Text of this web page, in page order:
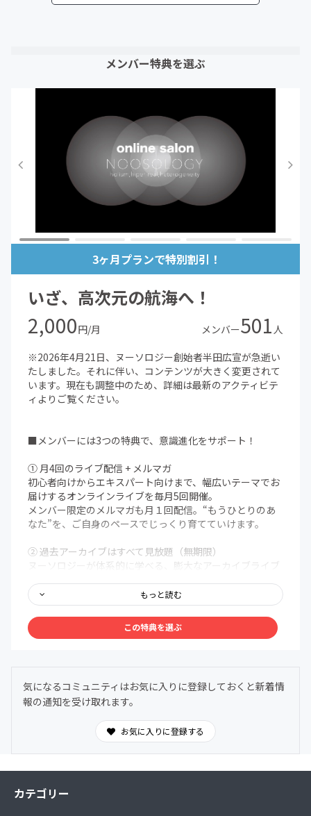
メンバー特典を選ぶ
3ヶ月プランで特別割引！
いざ、高次元の航海へ！
2,000円/月 メンバー501 人
※2026年4月21日、ヌーソロジー創始者半田広宣が急逝い
たしました。それに伴い、コンテンツが大きく変更されて
います。現在も調整中のため、詳細は最新のアクティビテ
ィよりご覧ください。
■メンバーには3つの特典で、意識進化をサポート！
① 月4回のライブ配信 + メルマガ
初心者向けからエキスパート向けまで、幅広いテーマでお
届けするオンラインライブを毎月5回開催。
メンバー限定のメルマガも月１回配信。“もうひとりのあ
なた”を、ご自身のペースでじっくり育てていけます。
② 過去アーカイブはすべて見放題（無期限）
ヌーソロジーが体系的に学べる、膨大なアーカイブライブ
も、どこでも、自分の好きなタイミングでアクセスできま
す。
③ メンバー限定Discordコミュニティ
わからないことは気軽に質問OK。日常的に気づきや学び
を共有できます。
もっと読む
この特典を選ぶ
気になるコミュニティはお気に入りに登録しておくと新着情
報の通知を受け取れます。
お気に入りに登録する
カテゴリー